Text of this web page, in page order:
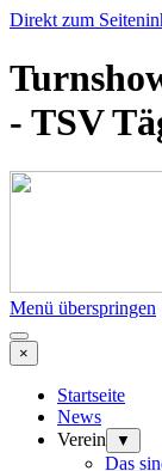
Direkt zum
- TSV
Menü überspringen
×
Startseite
News
Verein
▼
Das